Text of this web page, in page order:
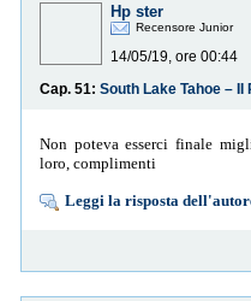
Hp ster
Recensore Junior
14/05/19, ore 00:44
Cap. 51: South Lake Tahoe – II
Non poteva esserci finale
loro, complimenti
Leggi la risposta